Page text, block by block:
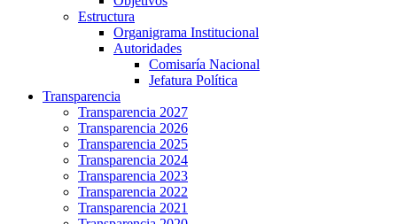
Estructura
Organigrama Institucional
Autoridades
Comisaría Nacional
Jefatura Política
Transparencia
Transparencia 2027
Transparencia 2026
Transparencia 2025
Transparencia 2024
Transparencia 2023
Transparencia 2022
Transparencia 2021